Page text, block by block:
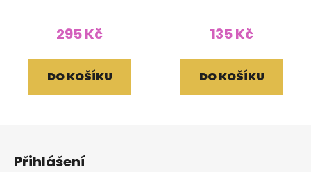
295 Kč
DO KOŠÍKU
135 Kč
DO KOŠÍKU
Přihlášení